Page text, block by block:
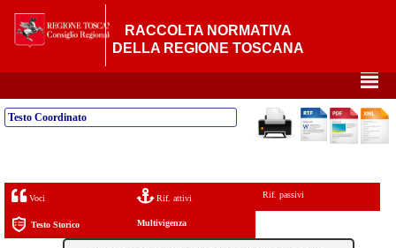
RACCOLTA NORMATIVA
DELLA REGIONE TOSCANA
²
Testo Coordinato
Voci Rif. attivi Rif. passivi
Testo Storico Multivigenza